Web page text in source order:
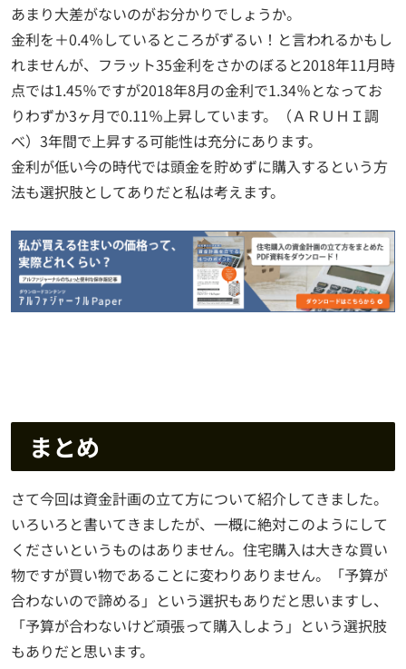
あまり大差がないのがお分かりでしょうか。
金利を＋0.4％しているところがずるい！と言われるかもし
れませんが、フラット35金利をさかのぼると2018年11月時
点では1.45％ですが2018年8月の金利で1.34％となってお
りわずか3ヶ月で0.11％上昇しています。（ＡＲＵＨＩ調
べ）3年間で上昇する可能性は充分にあります。
金利が低い今の時代では頭金を貯めずに購入するという方
法も選択肢としてありだと私は考えます。
まとめ
さて今回は資金計画の立て方について紹介してきました。
いろいろと書いてきましたが、一概に絶対このようにして
くださいというものはありません。住宅購入は大きな買い
物ですが買い物であることに変わりありません。「予算が
合わないので諦める」という選択もありだと思いますし、
「予算が合わないけど頑張って購入しよう」という選択肢
もありだと思います。